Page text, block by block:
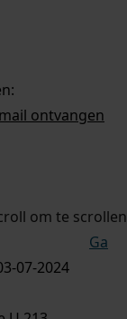
ontvangen
om te scrollen
Ga
07-2024